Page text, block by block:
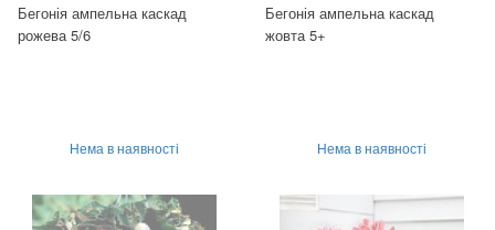
Бегонія ампельна каскад
рожева 5/6
Нема в наявності
Бегонія ампельна каскад
жовта 5+
Нема в наявності